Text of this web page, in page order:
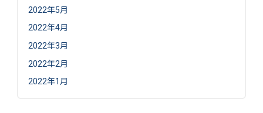
2022年5月
2022年4月
2022年3月
2022年2月
2022年1月